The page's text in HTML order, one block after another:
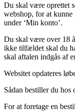
Du skal være oprettet
webshop, for at kunne
under ‘Min konto’.
Du skal være over 18
ikke tilfældet skal du
skal aftalen indgås af
Websitet opdateres
Sådan bestiller du hos
For at foretage en